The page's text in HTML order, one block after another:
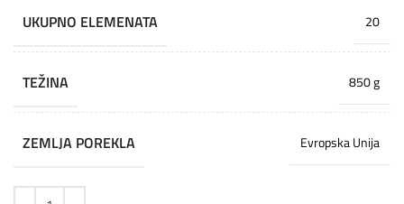
UKUPNO ELEMENATA 20
TEŽINA 850 g
ZEMLJA POREKLA Evropska Unija